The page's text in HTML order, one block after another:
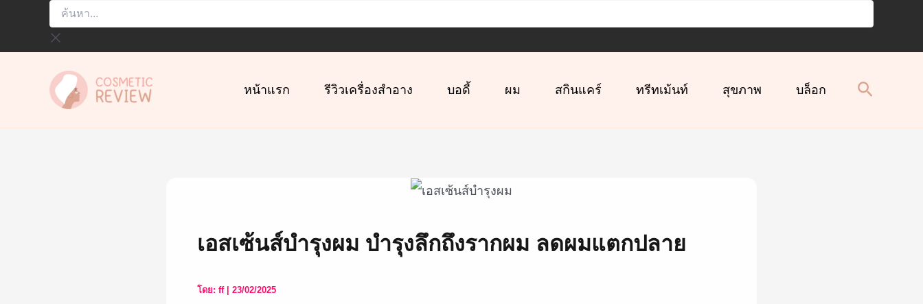
ค้นหา...
หน้าแรก รีวิวเครื่องสำอาง บอดี้ ผม สกินแคร์ ทรีทเม้นท์ สุขภาพ บล็อก
เอสเซ้นส์บำรุงผม บำรุงลึกถึงรากผม ลดผมแตกปลาย
โดย: ff 23/02/2025